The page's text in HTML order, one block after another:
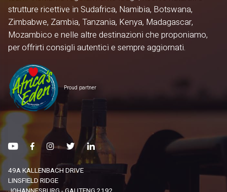
strutture ricettive in Sudafrica, Namibia, Botswana,
Zimbabwe, Zambia, Tanzania, Kenya, Madagascar,
Mozambico e nelle altre destinazioni che proponiamo,
per offrirti consigli autentici e sempre aggiornati.
Proud partner
49A KALLENBACH DRIVE
LINSFIELD RIDGE